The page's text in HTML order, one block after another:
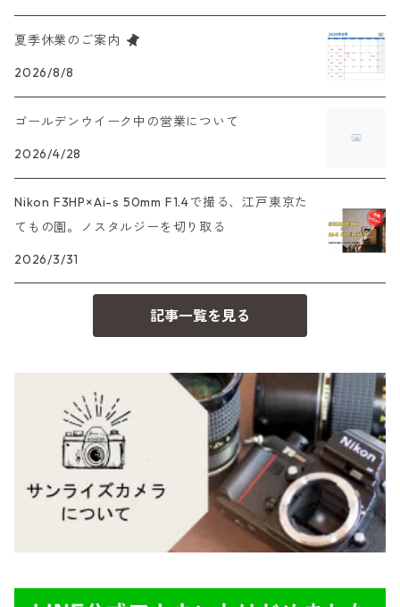
PEN F、FT
OM-1
Konica（コニカ）
C35シリーズ
HEXAR
Leica（ライカ）
バルナック
minilux
HASSELBLAD（ハッセルブラッド）
Rollei（ローライ）
35シリーズ
RICOH（リコー）
コンパクト
Voigtlander（フォクトレンダー）
YASHICA（ヤシカ）
Carl Zeiss（カールツァイス）
Mamiya（マミヤ）
M645,二眼レフ
Plaubel（プラウベル）
大判カメラ
デジタルカメラ
S（ニコン）
FD（キヤノン）
EF（キヤノン）
OM（オリンパス）
A（ミノルタ（ソニー））
MD（ミノルタ）
K（ペンタックス）
CY（ヤシカコンタックス）
M（ライカ）
R（ライカ）
滅多にお目にかかれない激レア商品！
プレゼント、贈答用にも！
夏季休業のご案内
2026/8/8
ゴールデンウイーク中の営業について
2026/4/28
Nikon F3HP×Ai-s 50mm F1.4で撮る、江戸東京た
てもの園。ノスタルジーを切り取る
2026/3/31
記事一覧を見る